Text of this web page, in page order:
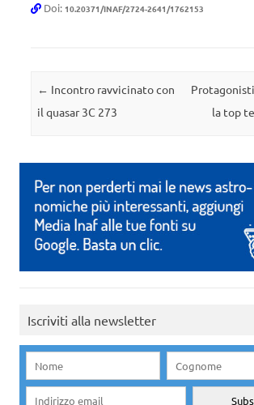
Doi: 10.20371/INAF/2724-2641/1762153
Navigazione articolo
← Incontro ravvicinato con
il quasar 3C 273
la top
Iscriviti alla newsletter